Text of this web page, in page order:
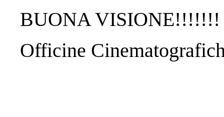
BUONA VISIONE!!!!!!!
Officine